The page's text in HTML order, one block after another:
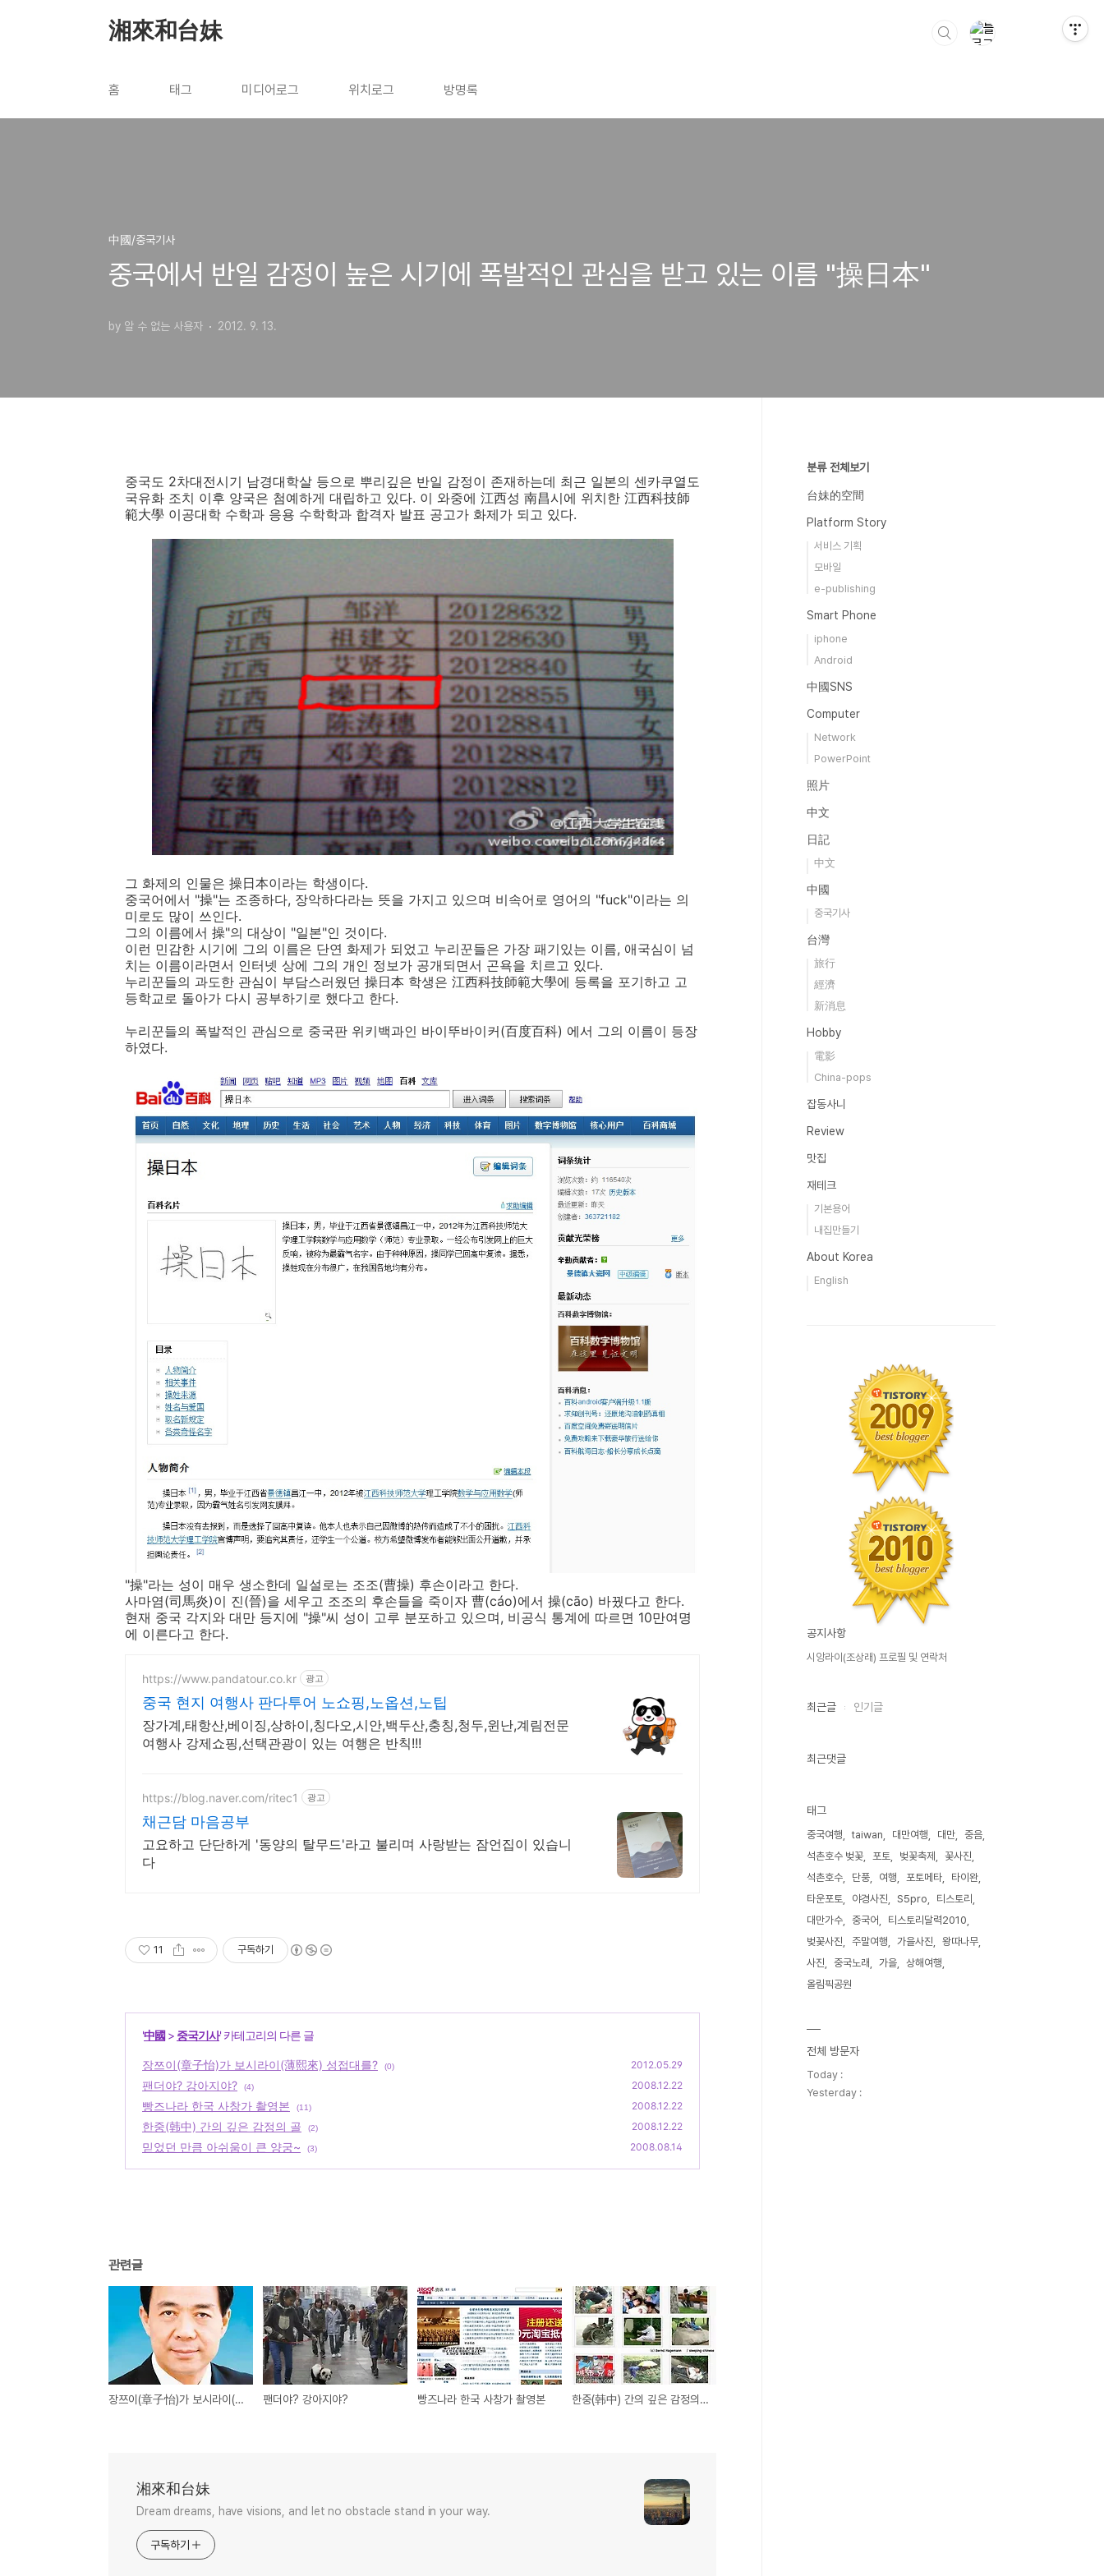
湘來和台妹
홈 태그 미디어로그 위치로그 방명록
中國/중국기사
중국에서 반일 감정이 높은 시기에 폭발적인 관심을 받고 있는 이름 "操日本"
by 알 수 없는 사용자 2012. 9. 13.
중국도 2차대전시기 남경대학살 등으로 뿌리깊은 반일 감정이 존재하는데 최근 일본의 센카쿠열도
국유화 조치 이후 양국은 첨예하게 대립하고 있다. 이 와중에 江西성 南昌시에 위치한 江西科技師
範大學 이공대학 수학과 응용 수학학과 합격자 발표 공고가 화제가 되고 있다.
그 화제의 인물은 操日本이라는 학생이다.
중국어에서 "操"는 조종하다, 장악하다라는 뜻을 가지고 있으며 비속어로 영어의 "fuck"이라는 의
미로도 많이 쓰인다.
그의 이름에서 操"의 대상이 "일본"인 것이다.
이런 민감한 시기에 그의 이름은 단연 화제가 되었고 누리꾼들은 가장 패기있는 이름, 애국심이 넘
치는 이름이라면서 인터넷 상에 그의 개인 정보가 공개되면서 곤욕을 치르고 있다.
누리꾼들의 과도한 관심이 부담스러웠던 操日本 학생은 江西科技師範大學에 등록을 포기하고 고
등학교로 돌아가 다시 공부하기로 했다고 한다.
누리꾼들의 폭발적인 관심으로 중국판 위키백과인 바이뚜바이커(百度百科) 에서 그의 이름이 등장
하였다.
"操"라는 성이 매우 생소한데 일설로는 조조(曹操) 후손이라고 한다.
사마염(司馬炎)이 진(晉)을 세우고 조조의 후손들을 죽이자 曹(cáo)에서 操(cāo) 바꿨다고 한다.
현재 중국 각지와 대만 등지에 "操"씨 성이 고루 분포하고 있으며, 비공식 통계에 따르면 10만여명
에 이른다고 한다.
https://www.pandatour.co.kr 광고
중국 현지 여행사 판다투어 노쇼핑,노옵션,노팁
장가계,태항산,베이징,상하이,칭다오,시안,백두산,충칭,청두,윈난,계림전문
여행사 강제쇼핑,선택관광이 있는 여행은 반칙!!!
https://blog.naver.com/ritec1 광고
채근담 마음공부
고요하고 단단하게 '동양의 탈무드'라고 불리며 사랑받는 잠언집이 있습니
다
11 구독하기
'中國 > 중국기사' 카테고리의 다른 글
장쯔이(章子怡)가 보시라이(薄熙來) 성접대를? (0) 2012.05.29
팬더야? 강아지야? (4) 2008.12.22
빵즈나라 한국 사창가 촬영본 (11) 2008.12.22
한중(韩中) 간의 깊은 감정의 골 (2) 2008.12.22
믿었던 만큼 아쉬움이 큰 양궁~ (3) 2008.08.14
관련글
장쯔이(章子怡)가 보시라이(薄熙來) 성접대를? 팬더야? 강아지야? 빵즈나라 한국 사창가 촬영본 한중(韩中) 간의 깊은 감정의 골
湘來和台妹
Dream dreams, have visions, and let no obstacle stand in your way.
구독하기
분류 전체보기
台妹的空間
Platform Story
서비스 기획
모바일
e-publishing
Smart Phone
iphone
Android
中國SNS
Computer
Network
PowerPoint
照片
中文
日記
中文
中國
중국기사
台灣
旅行
經濟
新消息
Hobby
電影
China-pops
잡동사니
Review
맛집
재테크
기본용어
내집만들기
About Korea
English
공지사항
시앙라이(조상래) 프로필 및 연락처
최근글 인기글
최근댓글
태그
중국여행 taiwan 대만여행 대만
중음
석촌호수 벚꽃
포토 벚꽃축제
꽃사진
석촌호수
단풍 여행 포토메타
타이완
타운포토
야경사진 S5pro
티스토리
대만가수
중국어
티스토리달력2010
벚꽃사진
주말여행 가을사진
왕따나무
사진
중국노래 가을
상해여행
올림픽공원
전체 방문자
Today :
Yesterday :